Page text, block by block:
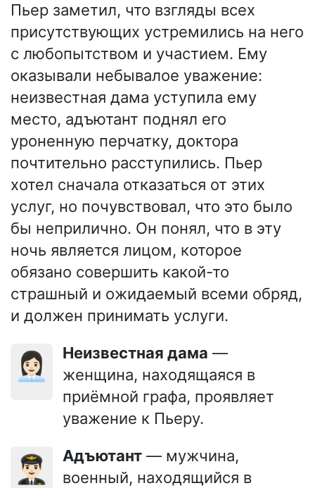
Пьер заметил, что взгляды всех
присутствующих устремились на него
с любопытством и участием. Ему
оказывали небывалое уважение:
неизвестная дама уступила ему
место, адъютант поднял его
уроненную перчатку, доктора
почтительно расступились. Пьер
хотел сначала отказаться от этих
услуг, но почувствовал, что это было
бы неприлично. Он понял, что в эту
ночь является лицом, которое
обязано совершить какой-то
страшный и ожидаемый всеми обряд,
и должен принимать услуги.
👩🏻‍💼 Неизвестная дама —
женщина, находящаяся в
приёмной графа, проявляет
уважение к Пьеру.
👨🏻‍✈️ Адъютант — мужчина,
военный, находящийся в